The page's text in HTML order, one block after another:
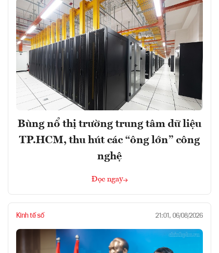
Bùng nổ thị trường trung tâm dữ liệu
TP.HCM, thu hút các “ông lớn” công
nghệ
Đọc ngay
Kinh tế số 21:01, 06/08/2026